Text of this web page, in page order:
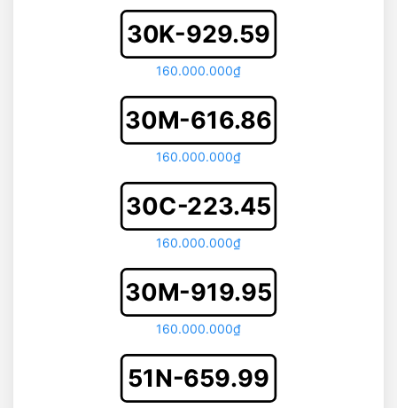
30K-929.59
160.000.000₫
30M-616.86
160.000.000₫
30C-223.45
160.000.000₫
30M-919.95
160.000.000₫
51N-659.99